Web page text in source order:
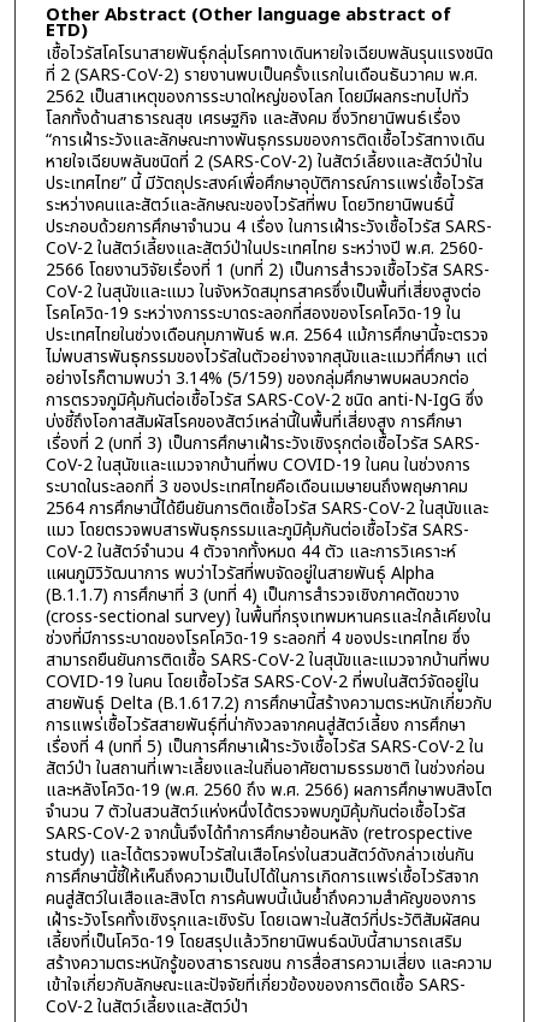
Other Abstract (Other language abstract of
ETD)
เชื้อไวรัสโคโรนาสายพันธุ์กลุ่มโรคทางเดินหายใจเฉียบพลันรุนแรงชนิด
ที่ 2 (SARS-CoV-2) รายงานพบเป็นครั้งแรกในเดือนธันวาคม พ.ศ.
2562 เป็นสาเหตุของการระบาดใหญ่ของโลก โดยมีผลกระทบไปทั่ว
โลกทั้งด้านสาธารณสุข เศรษฐกิจ และสังคม ซึ่งวิทยานิพนธ์เรื่อง
“การเฝ้าระวังและลักษณะทางพันธุกรรมของการติดเชื้อไวรัสทางเดิน
หายใจเฉียบพลันชนิดที่ 2 (SARS-CoV-2) ในสัตว์เลี้ยงและสัตว์ป่าใน
ประเทศไทย” นี้ มีวัตถุประสงค์เพื่อศึกษาอุบัติการณ์การแพร่เชื้อไวรัส
ระหว่างคนและสัตว์และลักษณะของไวรัสที่พบ โดยวิทยานิพนธ์นี้
ประกอบด้วยการศึกษาจำนวน 4 เรื่อง ในการเฝ้าระวังเชื้อไวรัส SARS-
CoV-2 ในสัตว์เลี้ยงและสัตว์ป่าในประเทศไทย ระหว่างปี พ.ศ. 2560-
2566 โดยงานวิจัยเรื่องที่ 1 (บทที่ 2) เป็นการสำรวจเชื้อไวรัส SARS-
CoV-2 ในสุนัขและแมว ในจังหวัดสมุทรสาครซึ่งเป็นพื้นที่เสี่ยงสูงต่อ
โรคโควิด-19 ระหว่างการระบาดระลอกที่สองของโรคโควิด-19 ใน
ประเทศไทยในช่วงเดือนกุมภาพันธ์ พ.ศ. 2564 แม้การศึกษานี้จะตรวจ
ไม่พบสารพันธุกรรมของไวรัสในตัวอย่างจากสุนัขและแมวที่ศึกษา แต่
อย่างไรก็ตามพบว่า 3.14% (5/159) ของกลุ่มศึกษาพบผลบวกต่อ
การตรวจภูมิคุ้มกันต่อเชื้อไวรัส SARS-CoV-2 ชนิด anti-N-IgG ซึ่ง
บ่งชี้ถึงโอกาสสัมผัสโรคของสัตว์เหล่านี้ในพื้นที่เสี่ยงสูง การศึกษา
เรื่องที่ 2 (บทที่ 3) เป็นการศึกษาเฝ้าระวังเชิงรุกต่อเชื้อไวรัส SARS-
CoV-2 ในสุนัขและแมวจากบ้านที่พบ COVID-19 ในคน ในช่วงการ
ระบาดในระลอกที่ 3 ของประเทศไทยคือเดือนเมษายนถึงพฤษภาคม
2564 การศึกษานี้ได้ยืนยันการติดเชื้อไวรัส SARS-CoV-2 ในสุนัขและ
แมว โดยตรวจพบสารพันธุกรรมและภูมิคุ้มกันต่อเชื้อไวรัส SARS-
CoV-2 ในสัตว์จำนวน 4 ตัวจากทั้งหมด 44 ตัว และการวิเคราะห์
แผนภูมิวิวัฒนาการ พบว่าไวรัสที่พบจัดอยู่ในสายพันธุ์ Alpha
(B.1.1.7) การศึกษาที่ 3 (บทที่ 4) เป็นการสำรวจเชิงภาคตัดขวาง
(cross-sectional survey) ในพื้นที่กรุงเทพมหานครและใกล้เคียงใน
ช่วงที่มีการระบาดของโรคโควิด-19 ระลอกที่ 4 ของประเทศไทย ซึ่ง
สามารถยืนยันการติดเชื้อ SARS-CoV-2 ในสุนัขและแมวจากบ้านที่พบ
COVID-19 ในคน โดยเชื้อไวรัส SARS-CoV-2 ที่พบในสัตว์จัดอยู่ใน
สายพันธุ์ Delta (B.1.617.2) การศึกษานี้สร้างความตระหนักเกี่ยวกับ
การแพร่เชื้อไวรัสสายพันธุ์ที่น่ากังวลจากคนสู่สัตว์เลี้ยง การศึกษา
เรื่องที่ 4 (บทที่ 5) เป็นการศึกษาเฝ้าระวังเชื้อไวรัส SARS-CoV-2 ใน
สัตว์ป่า ในสถานที่เพาะเลี้ยงและในถิ่นอาศัยตามธรรมชาติ ในช่วงก่อน
และหลังโควิด-19 (พ.ศ. 2560 ถึง พ.ศ. 2566) ผลการศึกษาพบสิงโต
จำนวน 7 ตัวในสวนสัตว์แห่งหนึ่งได้ตรวจพบภูมิคุ้มกันต่อเชื้อไวรัส
SARS-CoV-2 จากนั้นจึงได้ทำการศึกษาย้อนหลัง (retrospective
study) และได้ตรวจพบไวรัสในเสือโคร่งในสวนสัตว์ดังกล่าวเช่นกัน
การศึกษานี้ชี้ให้เห็นถึงความเป็นไปได้ในการเกิดการแพร่เชื้อไวรัสจาก
คนสู่สัตว์ในเสือและสิงโต การค้นพบนี้เน้นย้ำถึงความสำคัญของการ
เฝ้าระวังโรคทั้งเชิงรุกและเชิงรับ โดยเฉพาะในสัตว์ที่ประวัติสัมผัสคน
เลี้ยงที่เป็นโควิด-19 โดยสรุปแล้ววิทยานิพนธ์ฉบับนี้สามารถเสริม
สร้างความตระหนักรู้ของสาธารณชน การสื่อสารความเสี่ยง และความ
เข้าใจเกี่ยวกับลักษณะและปัจจัยที่เกี่ยวข้องของการติดเชื้อ SARS-
CoV-2 ในสัตว์เลี้ยงและสัตว์ป่า